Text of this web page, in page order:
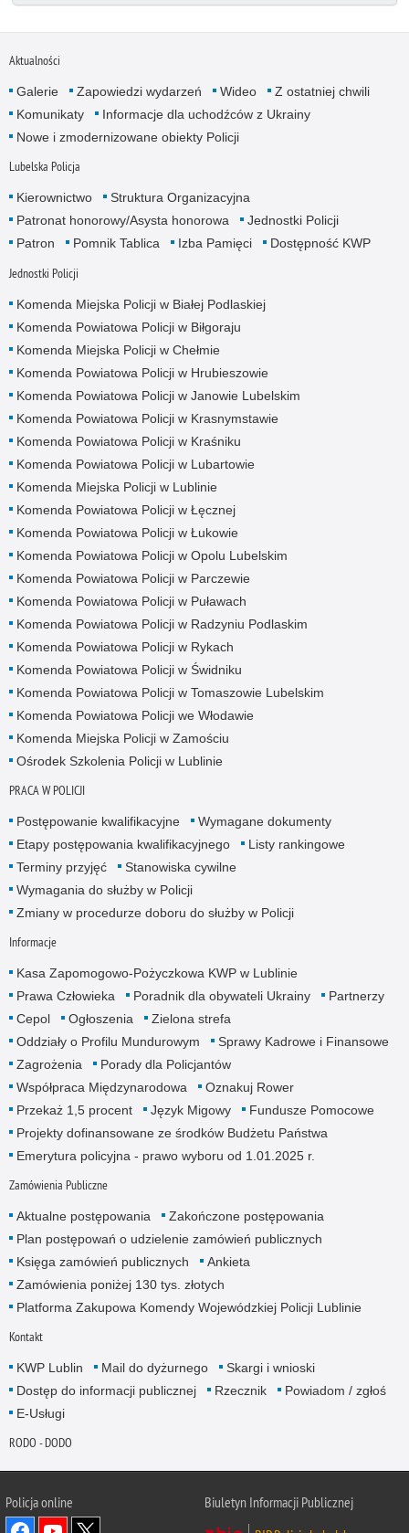
Aktualności
Galerie Zapowiedzi wydarzeń Wideo
Z ostatniej chwili
Komunikaty
Informacje dla uchodźców z Ukrainy
Nowe i zmodernizowane obiekty Policji
Lubelska Policja
Kierownictwo
Struktura Organizacyjna
Patronat honorowy/Asysta honorowa
Jednostki Policji
Patron
Pomnik Tablica Izba Pamięci Dostępność KWP
Jednostki Policji
Komenda Miejska Policji w Białej Podlaskiej
Komenda Powiatowa Policji w Biłgoraju
Komenda Miejska Policji w Chełmie
Komenda Powiatowa Policji w Hrubieszowie
Komenda Powiatowa Policji w Janowie Lubelskim
Komenda Powiatowa Policji w Krasnymstawie
Komenda Powiatowa Policji w Kraśniku
Komenda Powiatowa Policji w Lubartowie
Komenda Miejska Policji w Lublinie
Komenda Powiatowa Policji w Łęcznej
Komenda Powiatowa Policji w Łukowie
Komenda Powiatowa Policji w Opolu Lubelskim
Komenda Powiatowa Policji w Parczewie
Komenda Powiatowa Policji w Puławach
Komenda Powiatowa Policji w Radzyniu Podlaskim
Komenda Powiatowa Policji w Rykach
Komenda Powiatowa Policji w Świdniku
Komenda Powiatowa Policji w Tomaszowie Lubelskim
Komenda Powiatowa Policji we Włodawie
Komenda Miejska Policji w Zamościu
Ośrodek Szkolenia Policji w Lublinie
PRACA W POLICJI
Postępowanie kwalifikacyjne
Wymagane dokumenty
Etapy postępowania kwalifikacyjnego
Listy rankingowe
Terminy przyjęć
Stanowiska cywilne
Wymagania do służby w Policji
Zmiany w procedurze doboru do służby w Policji
Informacje
Kasa Zapomogowo-Pożyczkowa KWP w Lublinie
Prawa Człowieka
Poradnik dla obywateli Ukrainy
Partnerzy
Cepol
Ogłoszenia
Zielona strefa
Oddziały o Profilu Mundurowym
Sprawy Kadrowe i Finansowe
Zagrożenia
Porady dla Policjantów
Współpraca Międzynarodowa
Oznakuj Rower
Przekaż 1,5 procent
Język Migowy
Fundusze Pomocowe
Projekty dofinansowane ze środków Budżetu Państwa
Emerytura policyjna - prawo wyboru od 1.01.2025 r.
Zamówienia Publiczne
Aktualne postępowania
Zakończone postępowania
Plan postępowań o udzielenie zamówień publicznych
Księga zamówień publicznych
Ankieta
Zamówienia poniżej 130 tys. złotych
Platforma Zakupowa Komendy Wojewódzkiej Policji Lublinie
Kontakt
KWP Lublin Mail do dyżurnego
Skargi i wnioski
Dostęp do informacji publicznej
Rzecznik
Powiadom / zgłoś
E-Usługi
RODO - DODO
Policja online
Biuletyn Informacji Publicznej